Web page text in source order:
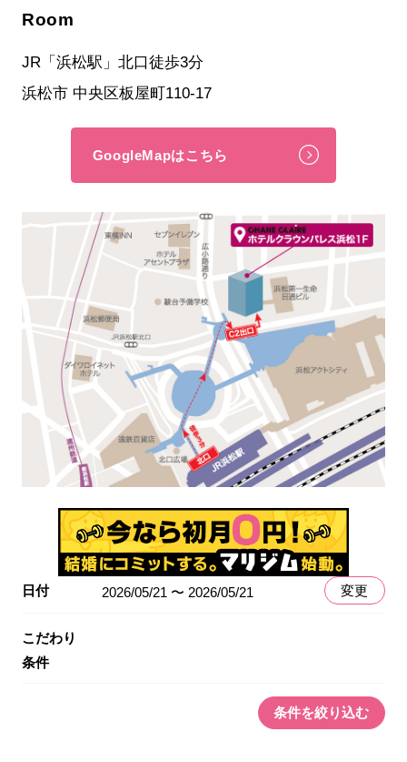
Room
JR「浜松駅」北口徒歩3分
浜松市 中央区板屋町110-17
GoogleMapはこちら
日付 2026/05/21 〜 2026/05/21 変更
こだわり
条件
条件を絞り込む